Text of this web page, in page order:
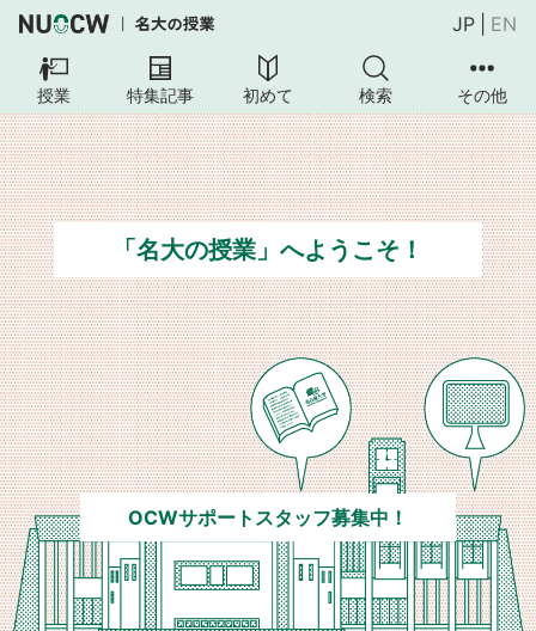
JP EN
授業 特集記事 初めて 検索 その他
「名大の授業」へようこそ！
OCWサポートスタッフ募集中！